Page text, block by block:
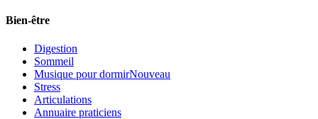
Bien-être
Digestion
Sommeil
Musique pour dormirNouveau
Stress
Articulations
Annuaire praticiens